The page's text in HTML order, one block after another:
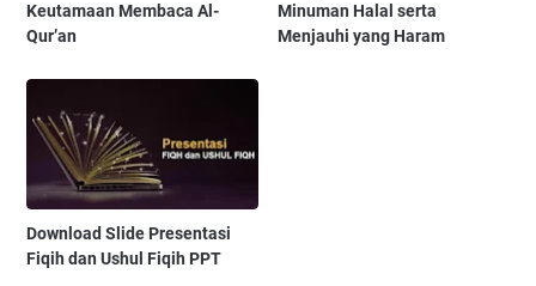
Keutamaan Membaca Al-
Qur’an
Minuman Halal serta
Menjauhi yang Haram
Download Slide Presentasi
Fiqih dan Ushul Fiqih PPT